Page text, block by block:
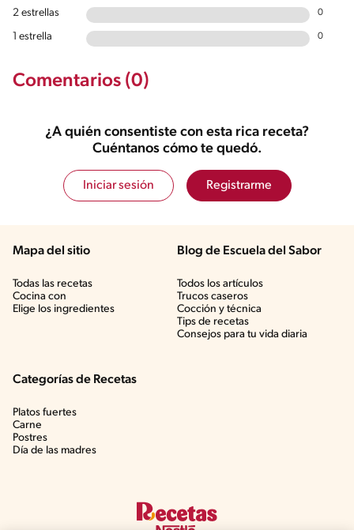
2 estrellas 0
1 estrella 0
Comentarios (0)
¿A quién consentiste con esta rica receta?
Cuéntanos cómo te quedó.
Iniciar sesión Registrarme
Mapa del sitio
Todas las recetas
Cocina con
Elige los ingredientes
Blog de Escuela del Sabor
Todos los artículos
Trucos caseros
Cocción y técnica
Tips de recetas
Consejos para tu vida diaria
Categorías de Recetas
Platos fuertes
Carne
Postres
Día de las madres